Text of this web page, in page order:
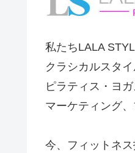
私たちLALA
クラシカルスタ
ピラティス・ヨ
マーケティング
今、フィットネ